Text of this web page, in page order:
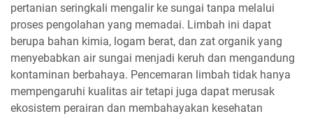
pertanian seringkali mengalir ke sungai tanpa melalui
proses pengolahan yang memadai. Limbah ini dapat
berupa bahan kimia, logam berat, dan zat organik yang
menyebabkan air sungai menjadi keruh dan mengandung
kontaminan berbahaya. Pencemaran limbah tidak hanya
mempengaruhi kualitas air tetapi juga dapat merusak
ekosistem perairan dan membahayakan kesehatan